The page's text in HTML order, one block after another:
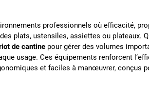
professionnels où efficacité,
plats, ustensiles, assiettes ou plateaux.
de cantine pour gérer des volumes
usage. Ces équipements renforcent
et faciles à manœuvrer,